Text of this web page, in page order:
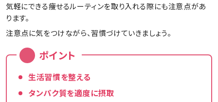
気軽にできる痩せるルーティンを取り入れる際にも注意点があ
ります。
注意点に気をつけながら、習慣づけていきましょう。
ポイント
生活習慣を整える
タンパク質を適度に摂取